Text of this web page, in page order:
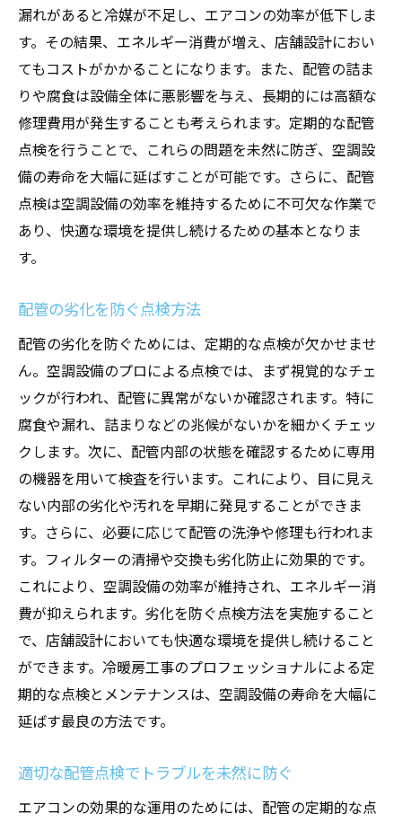
漏れがあると冷媒が不足し、エアコンの効率が低下しま
す。その結果、エネルギー消費が増え、店舗設計におい
てもコストがかかることになります。また、配管の詰ま
りや腐食は設備全体に悪影響を与え、長期的には高額な
修理費用が発生することも考えられます。定期的な配管
点検を行うことで、これらの問題を未然に防ぎ、空調設
備の寿命を大幅に延ばすことが可能です。さらに、配管
点検は空調設備の効率を維持するために不可欠な作業で
あり、快適な環境を提供し続けるための基本となりま
す。
配管の劣化を防ぐ点検方法
配管の劣化を防ぐためには、定期的な点検が欠かせませ
ん。空調設備のプロによる点検では、まず視覚的なチェ
ックが行われ、配管に異常がないか確認されます。特に
腐食や漏れ、詰まりなどの兆候がないかを細かくチェッ
クします。次に、配管内部の状態を確認するために専用
の機器を用いて検査を行います。これにより、目に見え
ない内部の劣化や汚れを早期に発見することができま
す。さらに、必要に応じて配管の洗浄や修理も行われま
す。フィルターの清掃や交換も劣化防止に効果的です。
これにより、空調設備の効率が維持され、エネルギー消
費が抑えられます。劣化を防ぐ点検方法を実施すること
で、店舗設計においても快適な環境を提供し続けること
ができます。冷暖房工事のプロフェッショナルによる定
期的な点検とメンテナンスは、空調設備の寿命を大幅に
延ばす最良の方法です。
適切な配管点検でトラブルを未然に防ぐ
エアコンの効果的な運用のためには、配管の定期的な点